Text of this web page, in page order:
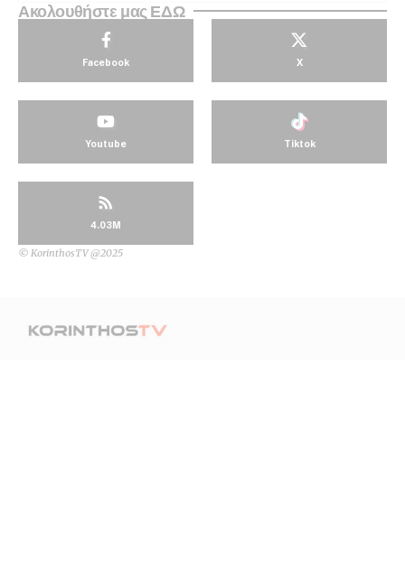
Ακολουθήστε μας ΕΔΩ
Facebook X
Youtube Tiktok
4.03M
© KorinthosTV @2025